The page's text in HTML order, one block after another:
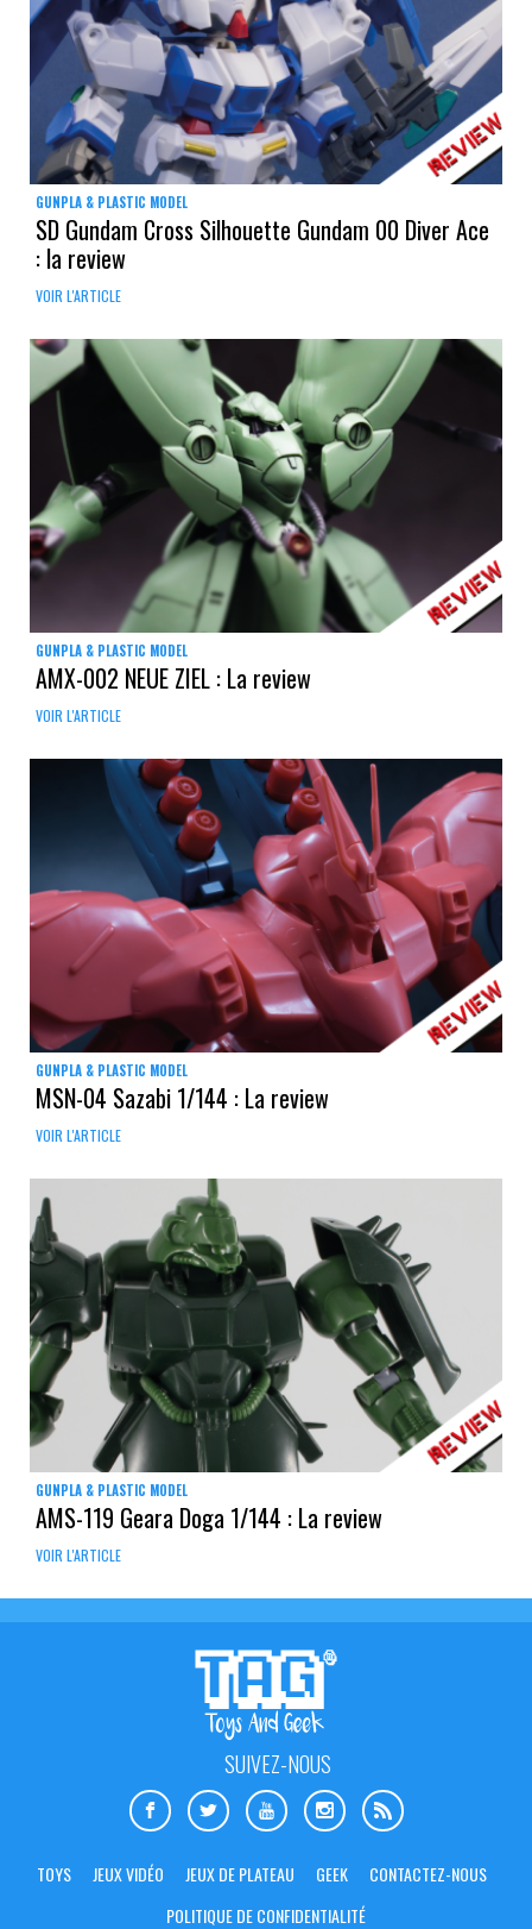
GUNPLA & PLASTIC MODEL
SD Gundam Cross Silhouette Gundam 00 Diver Ace
: la review
VOIR L'ARTICLE
GUNPLA & PLASTIC MODEL
AMX-002 NEUE ZIEL : La review
VOIR L'ARTICLE
GUNPLA & PLASTIC MODEL
MSN-04 Sazabi 1/144 : La review
VOIR L'ARTICLE
GUNPLA & PLASTIC MODEL
AMS-119 Geara Doga 1/144 : La review
VOIR L'ARTICLE
SUIVEZ-NOUS
TOYS JEUX VIDÉO JEUX DE PLATEAU GEEK
CONTACTEZ-NOUS
POLITIQUE DE CONFIDENTIALITÉ